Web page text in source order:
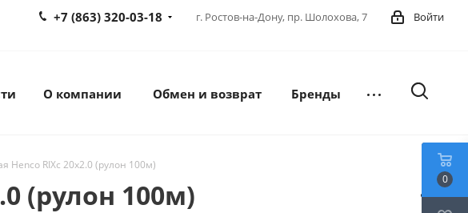
Войти
г. Ростов-на-Дону, пр. Шолохова, 7
+7 (863) 320-03-18
О компании Обмен и возврат Бренды
Henco RIXc 20х2.0 (рулон 100м)
(рулон 100м) 0